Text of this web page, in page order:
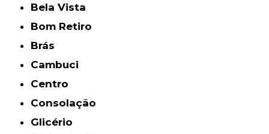
Bela Vista
Bom Retiro
Brás
Cambuci
Centro
Consolação
Glicério